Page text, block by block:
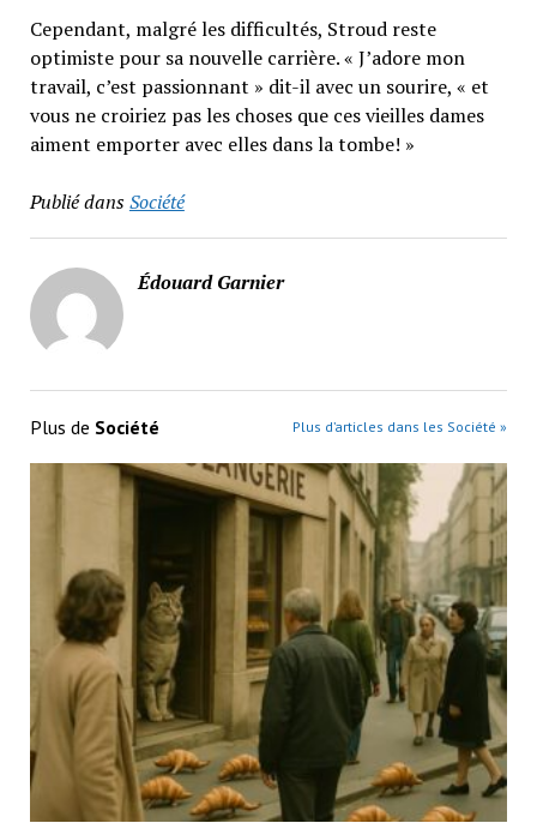
Cependant, malgré les difficultés, Stroud reste
optimiste pour sa nouvelle carrière. « J’adore mon
travail, c’est passionnant » dit-il avec un sourire, « et
vous ne croiriez pas les choses que ces vieilles dames
aiment emporter avec elles dans la tombe! »
Publié dansSociété
Édouard Garnier
Plus de Société Plus d’articles dans les Société »